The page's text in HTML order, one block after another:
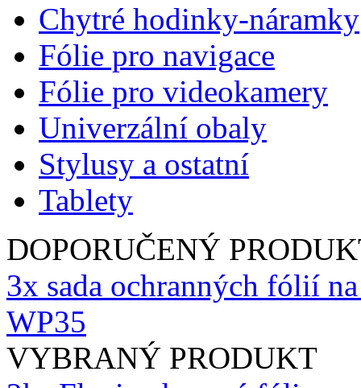
Chytré hodinky-náramky
Fólie pro navigace
Fólie pro videokamery
Univerzální obaly
Stylusy a ostatní
Tablety
DOPORUČENÝ
3x sada ochranných fólií
WP35
VYBRANÝ PRODUKT